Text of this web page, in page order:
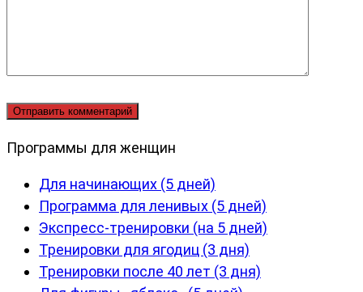
Программы для женщин
Для начинающих (5 дней)
Программа для ленивых (5 дней)
Экспресс-тренировки (на 5 дней)
Тренировки для ягодиц (3 дня)
Тренировки после 40 лет (3 дня)